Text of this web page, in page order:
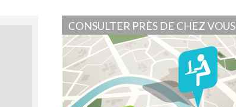
CONSULTER PRÈS DE CHEZ VOUS